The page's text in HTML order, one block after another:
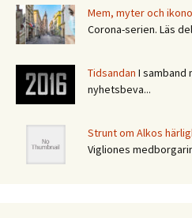
Mem, myter och
Corona-serien. Läs
Tidsandan I samband
nyhetsbeva...
Strunt om Alkos
Vigliones